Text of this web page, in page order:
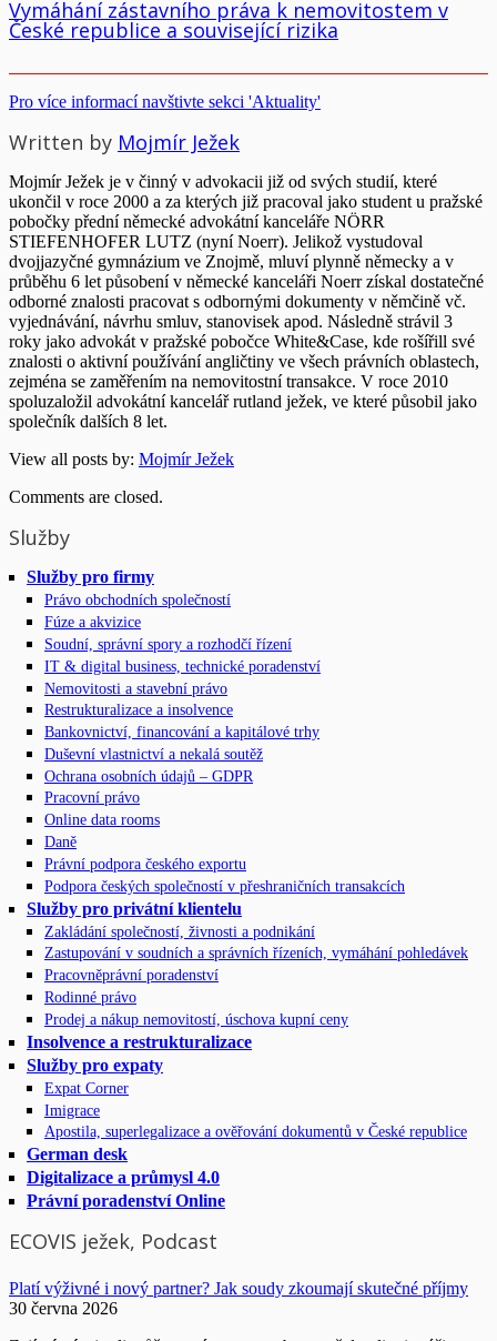
Vymáhání zástavního práva k nemovitostem v
České republice a související rizika
Pro více informací navštivte sekci 'Aktuality'
Written by Mojmír Ježek
Mojmír Ježek je v činný v advokacii již od svých studií, které
ukončil v roce 2000 a za kterých již pracoval jako student u pražské
pobočky přední německé advokátní kanceláře NÖRR
STIEFENHOFER LUTZ (nyní Noerr). Jelikož vystudoval
dvojjazyčné gymnázium ve Znojmě, mluví plynně německy a v
průběhu 6 let působení v německé kanceláři Noerr získal dostatečné
odborné znalosti pracovat s odbornými dokumenty v němčině vč.
vyjednávání, návrhu smluv, stanovisek apod. Následně strávil 3
roky jako advokát v pražské pobočce White&Case, kde rošířill své
znalosti o aktivní používání angličtiny ve všech právních oblastech,
zejména se zaměřením na nemovitostní transakce. V roce 2010
spoluzaložil advokátní kancelář rutland ježek, ve které působil jako
společník dalších 8 let.
View all posts by: Mojmír Ježek
Comments are closed.
Služby
Služby pro firmy
Právo obchodních společností
Fúze a akvizice
Soudní, správní spory a rozhodčí řízení
IT & digital business, technické poradenství
Nemovitosti a stavební právo
Restrukturalizace a insolvence
Bankovnictví, financování a kapitálové trhy
Duševní vlastnictví a nekalá soutěž
Ochrana osobních údajů – GDPR
Pracovní právo
Online data rooms
Daně
Právní podpora českého exportu
Podpora českých společností v přeshraničních transakcích
Služby pro privátní klientelu
Zakládání společností, živnosti a podnikání
Zastupování v soudních a správních řízeních, vymáhání pohledávek
Pracovněprávní poradenství
Rodinné právo
Prodej a nákup nemovitostí, úschova kupní ceny
Insolvence a restrukturalizace
Služby pro expaty
Expat Corner
Imigrace
Apostila, superlegalizace a ověřování dokumentů v České republice
German desk
Digitalizace a průmysl 4.0
Právní poradenství Online
ECOVIS ježek, Podcast
Platí výživné i nový partner? Jak soudy zkoumají skutečné příjmy
30 června 2026